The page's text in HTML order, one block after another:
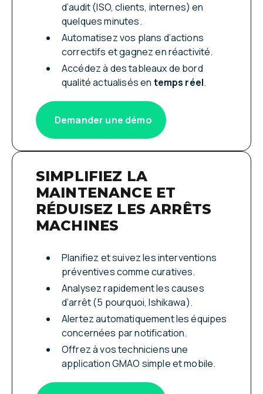
d’audit (ISO, clients, internes) en
quelques minutes.
Automatisez vos plans d’actions
correctifs et gagnez en réactivité.
Accédez à des tableaux de bord
qualité actualisés en temps réel.
Demander une démo
SIMPLIFIEZ LA
MAINTENANCE ET
RÉDUISEZ LES ARRÊTS
MACHINES
Planifiez et suivez les interventions
préventives comme curatives.
Analysez rapidement les causes
d’arrêt (5 pourquoi, Ishikawa).
Alertez automatiquement les équipes
concernées par notification.
Offrez à vos techniciens une
application GMAO simple et mobile.